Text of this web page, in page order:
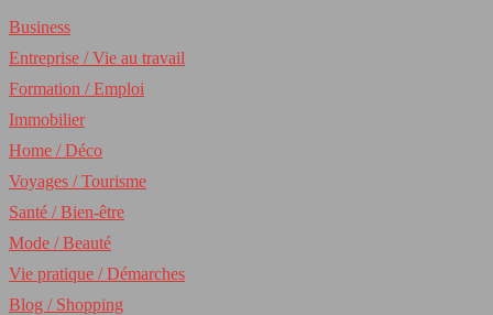
Business
Entreprise / Vie au travail
Formation / Emploi
Immobilier
Home / Déco
Voyages / Tourisme
Santé / Bien-être
Mode / Beauté
Vie pratique / Démarches
Blog / Shopping